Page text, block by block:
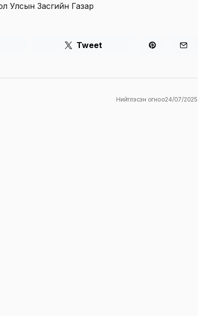
Улсын Засгийн Газар
Tweet
Нийтлэсэн огноо24/07/2025